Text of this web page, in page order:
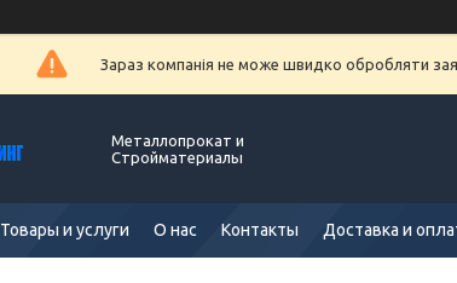
Зараз компанія не може швидко обробляти
Металлопрокат и
Стройматериалы
Товары и услуги О нас Контакты Доставка и